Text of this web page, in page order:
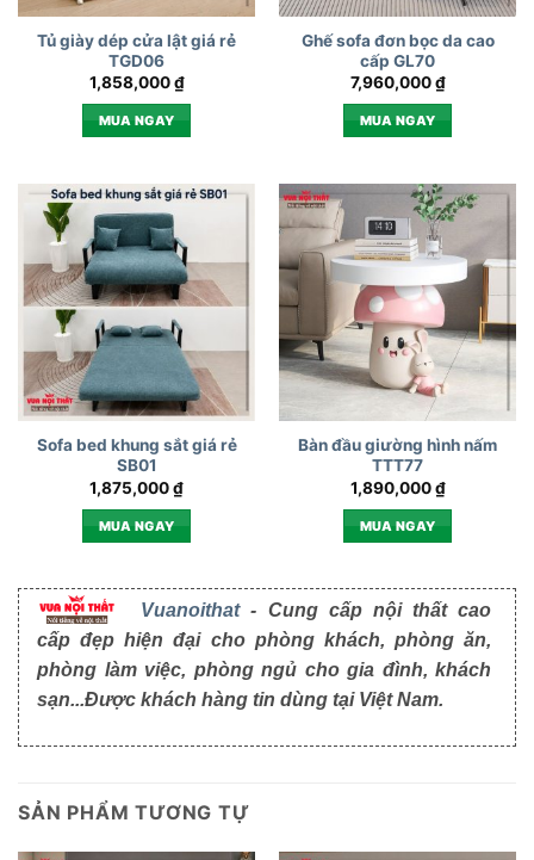
Tủ giày dép cửa lật giá rẻ
TGD06
1,858,000₫
MUA NGAY
Ghế sofa đơn bọc da cao
cấp GL70
7,960,000₫
MUA NGAY
Sofa bed khung sắt giá rẻ
SB01
1,875,000₫
MUA NGAY
Bàn đầu giường hình nấm
TTT77
1,890,000₫
MUA NGAY
Vuanoithat- Cung cấp nội thất cao
cấp đẹp hiện đại cho phòng khách, phòng ăn,
phòng làm việc, phòng ngủ cho gia đình, khách
sạn...Được khách hàng tin dùng tại Việt Nam.
SẢN PHẨM TƯƠNG TỰ